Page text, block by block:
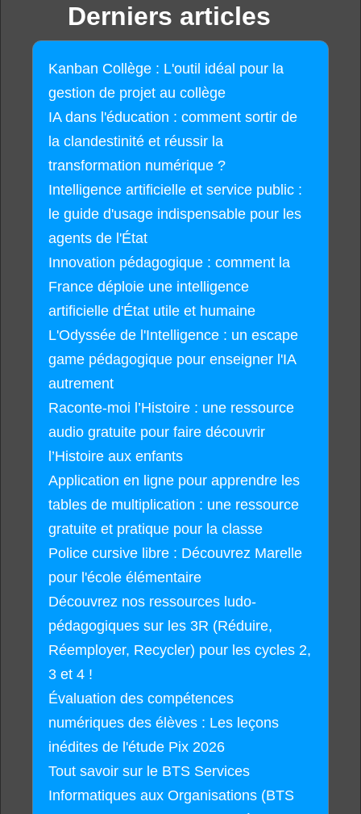
Derniers articles
Kanban Collège : L'outil idéal pour la
gestion de projet au collège
IA dans l'éducation : comment sortir de
la clandestinité et réussir la
transformation numérique ?
Intelligence artificielle et service public :
le guide d'usage indispensable pour les
agents de l'État
Innovation pédagogique : comment la
France déploie une intelligence
artificielle d'État utile et humaine
L'Odyssée de l'Intelligence : un escape
game pédagogique pour enseigner l'IA
autrement
Raconte-moi l’Histoire : une ressource
audio gratuite pour faire découvrir
l’Histoire aux enfants
Application en ligne pour apprendre les
tables de multiplication : une ressource
gratuite et pratique pour la classe
Police cursive libre : Découvrez Marelle
pour l'école élémentaire
Découvrez nos ressources ludo-
pédagogiques sur les 3R (Réduire,
Réemployer, Recycler) pour les cycles 2,
3 et 4 !
Évaluation des compétences
numériques des élèves : Les leçons
inédites de l'étude Pix 2026
Tout savoir sur le BTS Services
Informatiques aux Organisations (BTS